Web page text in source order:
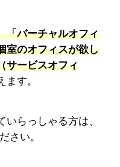
「バーチャルオフィ
室のオフィスが欲し
サービスオフィ
ます。
らっしゃる方は、
さい。